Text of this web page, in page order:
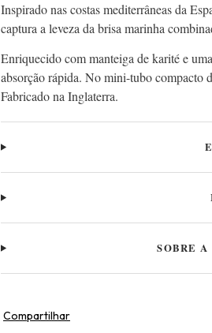
Inspirado nas costas mediterrâneas da
captura a leveza da brisa marinha
Enriquecido com manteiga de karité e
absorção rápida. No mini-tubo compacto
Fabricado na Inglaterra.
SOBRE
Compartilhar